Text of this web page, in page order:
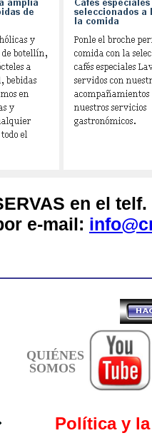
en el
e-mail:
QUIÉNES
SOMOS
Política y